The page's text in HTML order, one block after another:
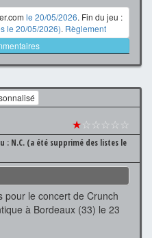
le 20/05/2026. Fin du jeu :
le 20/05/2026). Règlement
★☆☆☆☆☆
: N.C. (a été supprimé des listes le
pour le concert de Crunch
à Bordeaux (33) le 23